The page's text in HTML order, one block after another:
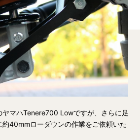
マハTenere700 Lowですが、さらに足
40mmローダウンの作業をご依頼いた